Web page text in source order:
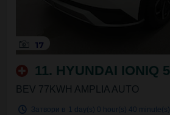
17
11. HYUNDAI IONIQ 5
BEV 77KWH AMPLIA AUTO
Затвори в 1 day(s) 0 hour(s) 40 minute(s)